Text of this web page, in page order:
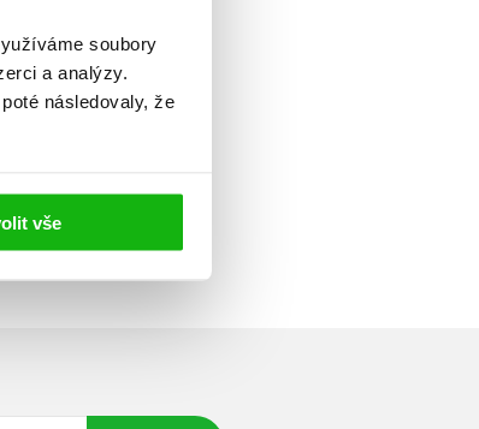
soubory
a analýzy.
následovaly, že
vše